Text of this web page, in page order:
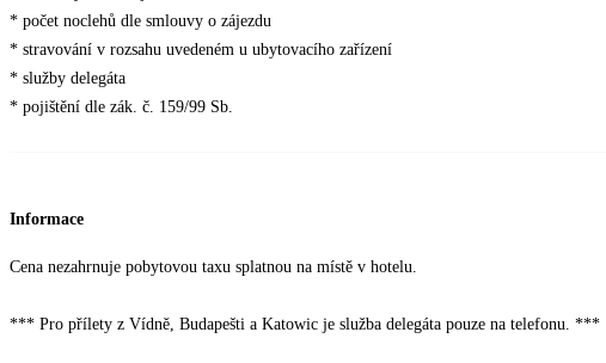
* počet noclehů dle smlouvy o zájezdu
* stravování v rozsahu uvedeném u ubytovacího zařízení
* služby delegáta
* pojištění dle zák. č. 159/99 Sb.
Informace
Cena nezahrnuje pobytovou taxu splatnou na místě v hotelu.
*** Pro přílety z Vídně, Budapešti a Katowic je služba delegáta pouze na telefonu. ***